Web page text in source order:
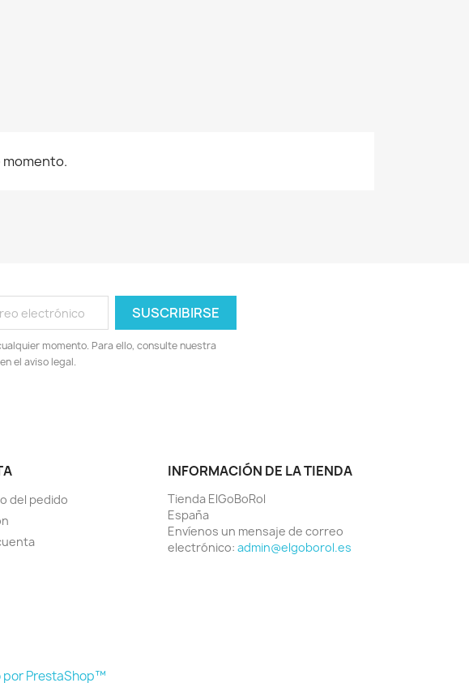
momento.
momento. Para ello, consulte nuestra
el aviso legal.
del pedido
INFORMACIÓN DE LA TIENDA
Tienda ElGoBoRol
España
Envíenos un mensaje de correo
electrónico: admin@elgoborol.es
por PrestaShop™